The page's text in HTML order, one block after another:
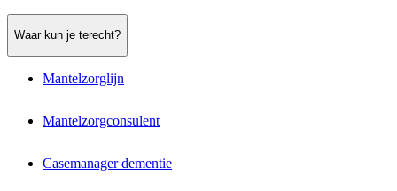
Waar kun je terecht?
Mantelzorglijn
Mantelzorgconsulent
Casemanager dementie